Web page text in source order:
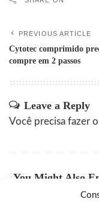
PREVIOUS ARTICLE
Cytotec comprimido
compre em 2 passos
Leave a Reply
Você precisa fazer o
You Might Also